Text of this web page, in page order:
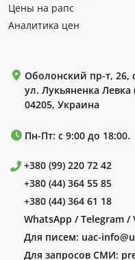
Цены на рапс
Аналитика цен
Оболонский пр-т, 26,
ул. Лукьяненка
04205, Украина
Пн-Пт: с 9:00 до 18:00.
+380 (99) 220 72 42
+380 (44) 364 55 85
+380 (44) 364 61 18
WhatsApp / Telegram /
Для писем: uac-
Для запросов СМИ: